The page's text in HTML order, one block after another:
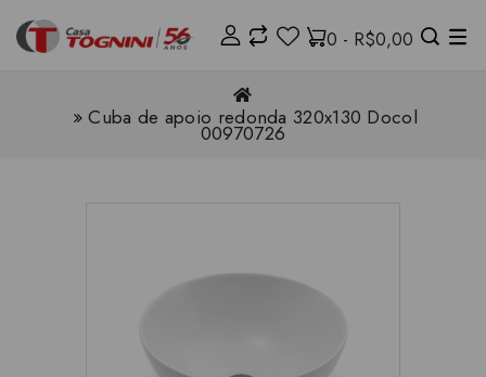
0 - R$0,00
Cuba de apoio redonda 320x130 Docol
00970726